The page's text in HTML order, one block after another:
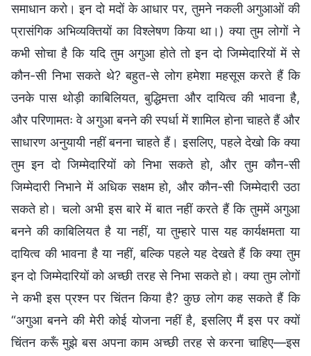
समाधान करो। इन दो मदों के आधार पर, तुमने नकली अगुआओं की
प्रासंगिक अभिव्यक्तियों का विश्लेषण किया था।) क्या तुम लोगों ने
कभी सोचा है कि यदि तुम अगुआ होते तो इन दो जिम्मेदारियों में से
कौन-सी निभा सकते थे? बहुत-से लोग हमेशा महसूस करते हैं कि
उनके पास थोड़ी काबिलियत, बुद्धिमत्ता और दायित्व की भावना है,
और परिणामतः वे अगुआ बनने की स्पर्धा में शामिल होना चाहते हैं और
साधारण अनुयायी नहीं बनना चाहते हैं। इसलिए, पहले देखो कि क्या
तुम इन दो जिम्मेदारियों को निभा सकते हो, और तुम कौन-सी
जिम्मेदारी निभाने में अधिक सक्षम हो, और कौन-सी जिम्मेदारी उठा
सकते हो। चलो अभी इस बारे में बात नहीं करते हैं कि तुममें अगुआ
बनने की काबिलियत है या नहीं, या तुम्हारे पास यह कार्यक्षमता या
दायित्व की भावना है या नहीं, बल्कि पहले यह देखते हैं कि क्या तुम
इन दो जिम्मेदारियों को अच्छी तरह से निभा सकते हो। क्या तुम लोगों
ने कभी इस प्रश्न पर चिंतन किया है? कुछ लोग कह सकते हैं कि
“अगुआ बनने की मेरी कोई योजना नहीं है, इसलिए मैं इस पर क्यों
चिंतन करूँ मुझे बस अपना काम अच्छी तरह से करना चाहिए—इस